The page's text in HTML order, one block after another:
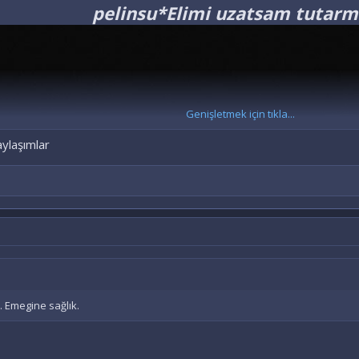
pelinsu*Elimi uzatsam
Genişletmek için tıkla...
sağlık.